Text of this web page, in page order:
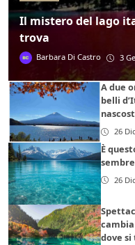
Il mistero del lago
trova
Barbara Di Castro 3
A due
belli
26
È
26
dove si